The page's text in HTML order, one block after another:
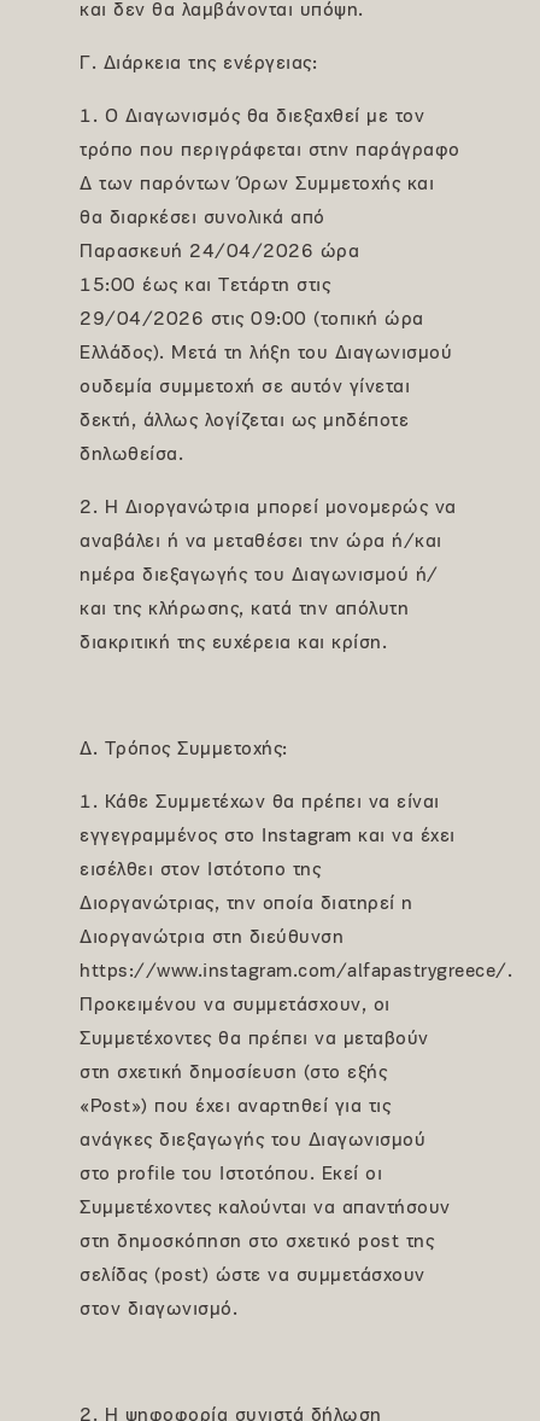
και δεν θα λαμβάνονται υπόψη.
Γ. Διάρκεια της ενέργειας:
1. O Διαγωνισμός θα διεξαχθεί με τον
τρόπο που περιγράφεται στην παράγραφο
Δ των παρόντων Όρων Συμμετοχής και
θα διαρκέσει συνολικά από
Παρασκευή 24/04/2026 ώρα
15:00 έως και Τετάρτη στις
29/04/2026 στις 09:00 (τοπική ώρα
Ελλάδος). Μετά τη λήξη του Διαγωνισμού
ουδεμία συμμετοχή σε αυτόν γίνεται
δεκτή, άλλως λογίζεται ως μηδέποτε
δηλωθείσα.
2. Η Διοργανώτρια μπορεί μονομερώς να
αναβάλει ή να μεταθέσει την ώρα ή/και
ημέρα διεξαγωγής του Διαγωνισμού ή/
και της κλήρωσης, κατά την απόλυτη
διακριτική της ευχέρεια και κρίση.
Δ. Τρόπος Συμμετοχής:
1. Κάθε Συμμετέχων θα πρέπει να είναι
εγγεγραμμένος στο Instagram και να έχει
εισέλθει στον Ιστότοπο της
Διοργανώτριας, την οποία διατηρεί η
Διοργανώτρια στη διεύθυνση
https://www.instagram.com/alfapastrygreece/.
Προκειμένου να συμμετάσχουν, οι
Συμμετέχοντες θα πρέπει να μεταβούν
στη σχετική δημοσίευση (στο εξής
«Post») που έχει αναρτηθεί για τις
ανάγκες διεξαγωγής του Διαγωνισμού
στο profile του Ιστοτόπου. Εκεί οι
Συμμετέχοντες καλούνται να απαντήσουν
στη δημοσκόπηση στο σχετικό post της
σελίδας (post) ώστε να συμμετάσχουν
στον διαγωνισμό.
2. Η ψηφοφορία συνιστά δήλωση